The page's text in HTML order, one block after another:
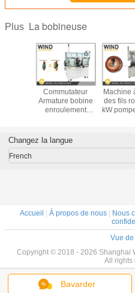
Plus La bobineuse
Commutateur
Armature bobine
enroulement
marteaux moteur
d'outil électrique
Machine
des fils
kW
Bavarder
Changez la langue
French
Accueil | À propos de nous| Nous
Vue
Copyright © 2018 - 2026 Shanghai
All rights